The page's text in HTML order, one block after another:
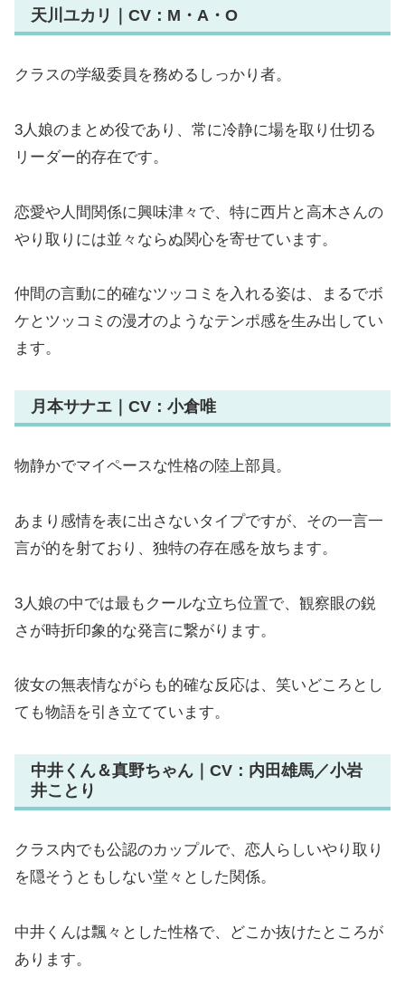
天川ユカリ｜CV：M・A・O
クラスの学級委員を務めるしっかり者。
3人娘のまとめ役であり、常に冷静に場を取り仕切る
リーダー的存在です。
恋愛や人間関係に興味津々で、特に西片と高木さんの
やり取りには並々ならぬ関心を寄せています。
仲間の言動に的確なツッコミを入れる姿は、まるでボ
ケとツッコミの漫才のようなテンポ感を生み出してい
ます。
月本サナエ｜CV：小倉唯
物静かでマイペースな性格の陸上部員。
あまり感情を表に出さないタイプですが、その一言一
言が的を射ており、独特の存在感を放ちます。
3人娘の中では最もクールな立ち位置で、観察眼の鋭
さが時折印象的な発言に繋がります。
彼女の無表情ながらも的確な反応は、笑いどころとし
ても物語を引き立てています。
中井くん＆真野ちゃん｜CV：内田雄馬／小岩
井ことり
クラス内でも公認のカップルで、恋人らしいやり取り
を隠そうともしない堂々とした関係。
中井くんは飄々とした性格で、どこか抜けたところが
あります。